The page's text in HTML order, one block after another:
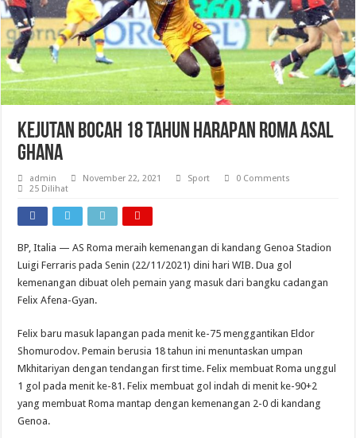
Kejutan Bocah 18 Tahun Harapan Roma Asal
Ghana
admin November 22, 2021 Sport
0 Comments
25 Dilihat
BP, Italia — AS Roma meraih kemenangan di kandang Genoa Stadion
Luigi Ferraris pada Senin (22/11/2021) dini hari WIB. Dua gol
kemenangan dibuat oleh pemain yang masuk dari bangku cadangan
Felix Afena-Gyan.
Felix baru masuk lapangan pada menit ke-75 menggantikan Eldor
Shomurodov. Pemain berusia 18 tahun ini menuntaskan umpan
Mkhitariyan dengan tendangan first time. Felix membuat Roma unggul
1 gol pada menit ke-81. Felix membuat gol indah di menit ke-90+2
yang membuat Roma mantap dengan kemenangan 2-0 di kandang
Genoa.